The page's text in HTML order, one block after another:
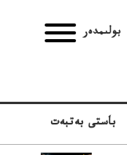
بولىمدەر
باستى بەتبەت